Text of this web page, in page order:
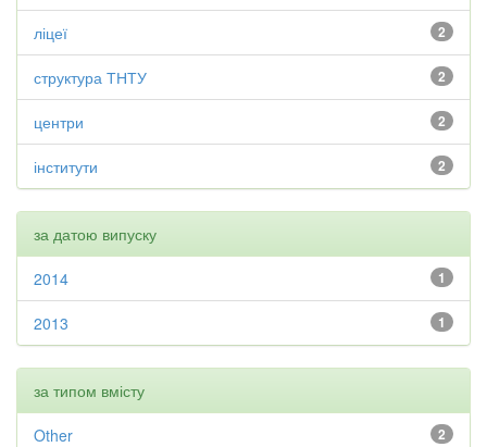
2
ліцеї
2
структура ТНТУ
2
центри
2
інститути
за датою випуску
1
2014
1
2013
за типом вмісту
2
Other